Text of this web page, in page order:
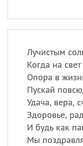
Лучистым
Когда на
Опора в
Пускай
Удача, вера,
Здоровье,
И будь как
Мы